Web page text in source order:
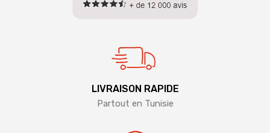
LIVRAISON RAPIDE
Partout en Tunisie